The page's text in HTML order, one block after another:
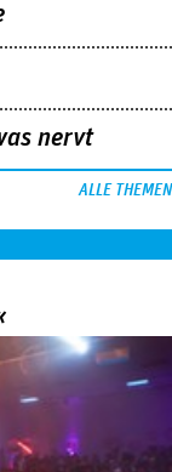
nervt
ALLE THEMEN